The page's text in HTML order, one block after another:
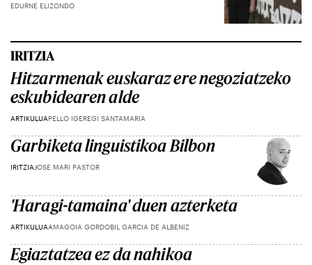
EDURNE ELIZONDO
IRITZIA
Hitzarmenak euskaraz ere negoziatzeko
eskubidearen alde
ARTIKULUAPELLO IGEREGI SANTAMARIA
Garbiketa linguistikoa Bilbon
IRITZIA JOSE MARI PASTOR
'Haragi-tamaina' duen azterketa
ARTIKULUAAMAGOIA GORDOBIL GARCIA DE ALBENIZ
Egiaztatzea ez da nahikoa